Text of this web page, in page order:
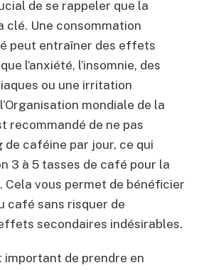
de se rappeler que la
clé. Une consommation
peut entraîner des effets
l’anxiété, l’insomnie, des
ou une irritation
mondiale de la
recommandé de ne pas
de caféine par jour, ce qui
3 à 5 tasses de café pour la
Cela vous permet de bénéficier
café sans risquer de
secondaires indésirables.
important de prendre en